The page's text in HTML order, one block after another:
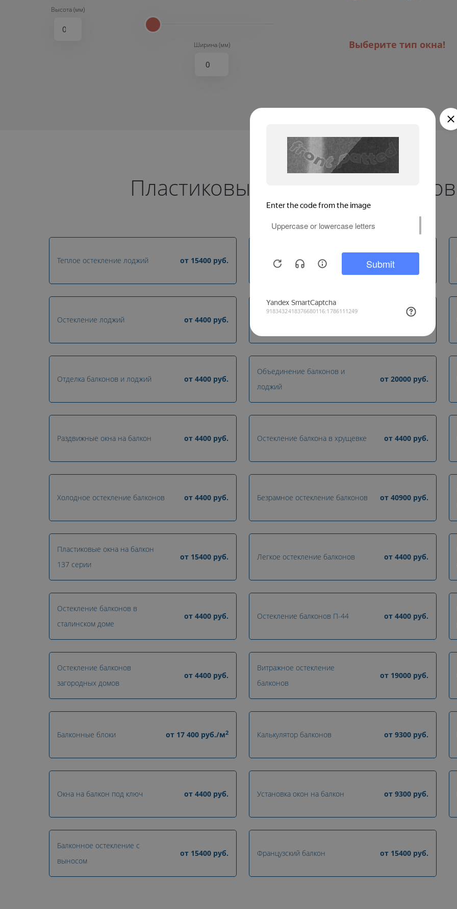
Высота (мм)
Ширина (мм) Выберите тип окна!
Пластиковые окна для
Теплое остекление лоджий от 15400 руб. Холодное остекление лоджий от
Остекление лоджий от 4400 руб. 15400руб.
Отделка балконов и лоджий от 4400 руб.
Объединение балконов и
лоджий
от 20000 руб.
Раздвижные окна на балкон от 4400 руб. Остекление балкона в хрущевке от 4400 руб.
Холодное остекление балконов от 4400 руб. Безрамное остекление балконов от 40900 руб.
Пластиковые окна на балкон
137 серии
от 15400 руб. Легкое остекление балконов от 4400 руб.
Остекление балконов в
сталинском доме
от 4400 руб. Остекление балконов П-44 от 4400 руб.
Остекление балконов
загородных домов
от 4400 руб.
Витражное остекление
балконов
от 19000 руб.
Балконные блоки от 17 400 руб./м2 Калькулятор балконов от 9300 руб.
Окна на балкон под ключ от 4400 руб. Установка окон на балкон от 9300 руб.
Балконное остекление с
выносом
от 15400 руб. Французский балкон от 15400 руб.